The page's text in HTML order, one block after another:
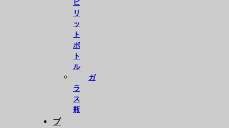
ピ
リ
ッ
ト
ボ
ト
ル
ガ
ラ
ス
瓶
ブ